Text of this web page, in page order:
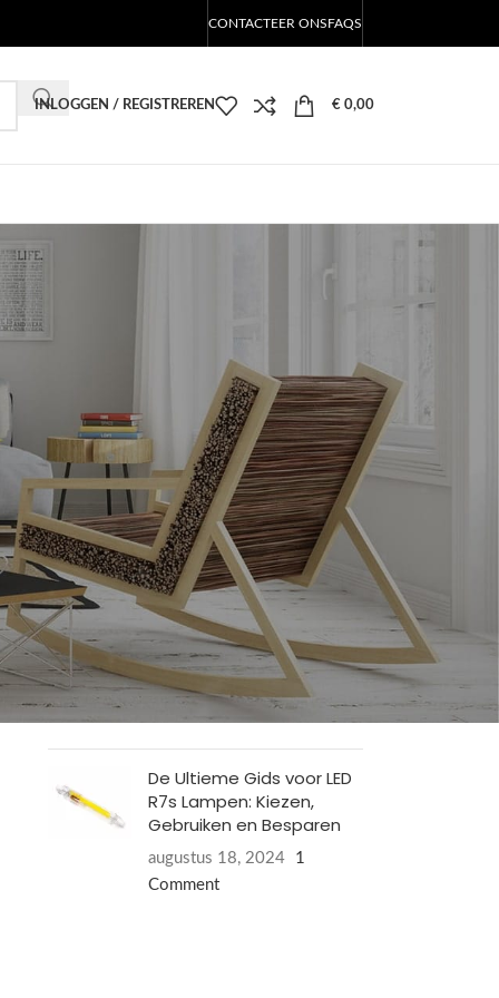
CONTACTEER ONSFAQS
INLOGGEN / REGISTREREN € 0,00
RECENTE BERICHTEN
Philips LED TL armaturen
januari 19, 2025 1 Comment
Waarom hebben LED
lampen energielabel E?
augustus 18, 2024
1
Comment
De Ultieme Gids voor LED
R7s Lampen: Kiezen,
Gebruiken en Besparen
augustus 18, 2024
1
Comment